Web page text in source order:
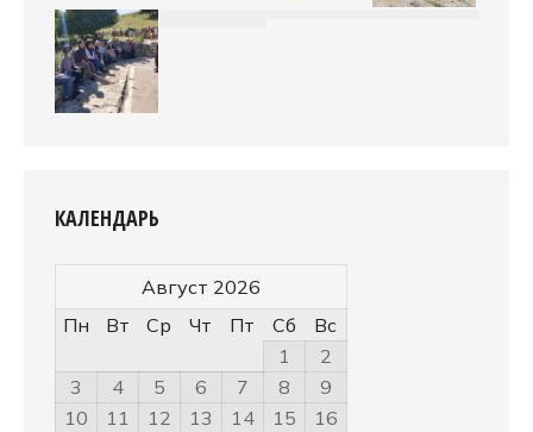
КАЛЕНДАРЬ
Август 2026
Пн
Вт Ср Чт Пт Сб
Вс
1
2
3
4 5 6 7 8
9
10
11 12 13 14 15
16